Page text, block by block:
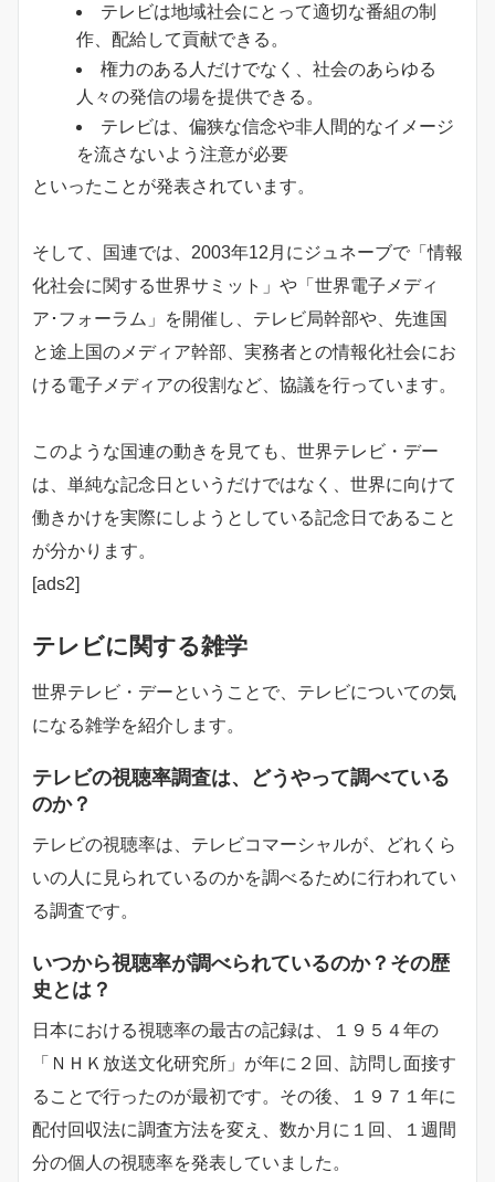
テレビは地域社会にとって適切な番組の制
作、配給して貢献できる。
権力のある人だけでなく、社会のあらゆる
人々の発信の場を提供できる。
テレビは、偏狭な信念や非人間的なイメージ
を流さないよう注意が必要
といったことが発表されています。
そして、国連では、2003年12月にジュネーブで「情報
化社会に関する世界サミット」や「世界電子メディ
ア･フォーラム」を開催し、テレビ局幹部や、先進国
と途上国のメディア幹部、実務者との情報化社会にお
ける電子メディアの役割など、協議を行っています。
このような国連の動きを見ても、世界テレビ・デー
は、単純な記念日というだけではなく、世界に向けて
働きかけを実際にしようとしている記念日であること
が分かります。
[ads2]
テレビに関する雑学
世界テレビ・デーということで、テレビについての気
になる雑学を紹介します。
テレビの視聴率調査は、どうやって調べている
のか？
テレビの視聴率は、テレビコマーシャルが、どれくら
いの人に見られているのかを調べるために行われてい
る調査です。
いつから視聴率が調べられているのか？その歴
史とは？
日本における視聴率の最古の記録は、１９５４年の
「ＮＨＫ放送文化研究所」が年に２回、訪問し面接す
ることで行ったのが最初です。その後、１９７１年に
配付回収法に調査方法を変え、数か月に１回、１週間
分の個人の視聴率を発表していました。